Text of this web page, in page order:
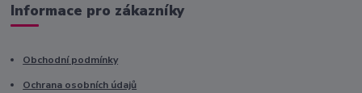
Informace pro zákazníky
Obchodní podmínky
Ochrana osobních údajů